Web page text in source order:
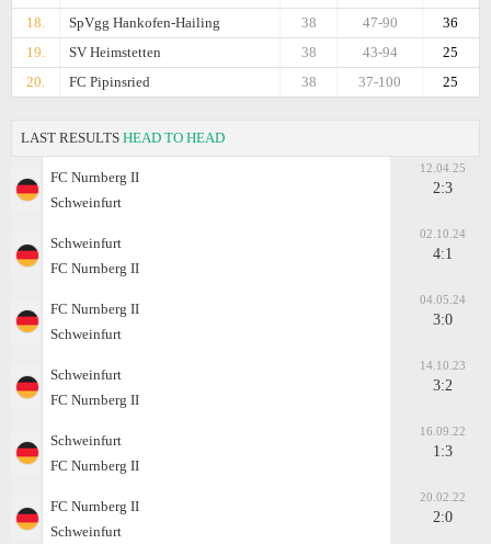
18.
SpVgg Hankofen-Hailing 36
47-90
38
19.
SV Heimstetten 25
43-94
38
20.
FC Pipinsried 25
37-100
38
LAST RESULTS HEAD TO HEAD
FC Nurnberg II
Schweinfurt
12.04.25
2:3
Schweinfurt
FC Nurnberg II
02.10.24
4:1
FC Nurnberg II
Schweinfurt
04.05.24
3:0
Schweinfurt
FC Nurnberg II
14.10.23
3:2
Schweinfurt
FC Nurnberg II
16.09.22
1:3
FC Nurnberg II
Schweinfurt
20.02.22
2:0